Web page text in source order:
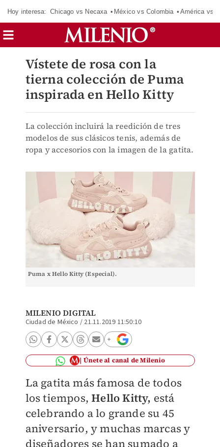
Hoy interesa: Chicago vs Necaxa México vs Colombia América vs
Vístete de rosa con la
tierna colección de Puma
inspirada en Hello Kitty
La colección incluirá la reedición de tres
modelos de sus clásicos tenis, además de
ropa y accesorios con la imagen de la gatita.
Puma x Hello Kitty (Especial).
MILENIO DIGITAL
Ciudad de México / 21.11.2019 11:50:10
Únete al canal de Milenio
La gatita más famosa de todos
los tiempos, Hello Kitty, está
celebrando a lo grande su 45
aniversario, y muchas marcas y
diseñadores se han sumado a